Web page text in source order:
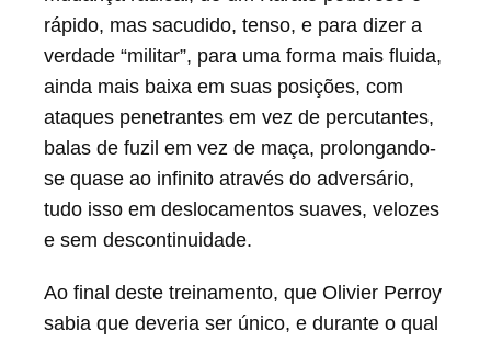
encore à lui ! Cependant, lorsqu’avant le
salut final , il nous dit d’une façon
solennelle qui cadrait si peu avec la
gentillesse et la sollicitude dont il avait fait
preuve jusque là, qu’il nous était dévolu la
mission, à partir de ce seul entraînement,
de nous mettre em situation de poder
mostrar a HARADA Senseï la nouvelle
Grange Farm, nos sentiments devinham
beaucoup plus contrastados… Les mois
rápido, mas sacudido, tenso, e para dizer a
verdade “militar”, para uma forma mais fluida,
ainda mais baixa em suas posições, com
ataques penetrantes em vez de percutantes,
balas de fuzil em vez de maça, prolongando-
se quase ao infinito através do adversário,
tudo isso em deslocamentos suaves, velozes
e sem descontinuidade.
Ao final deste treinamento, que Olivier Perroy
sabia que deveria ser único, e durante o qual